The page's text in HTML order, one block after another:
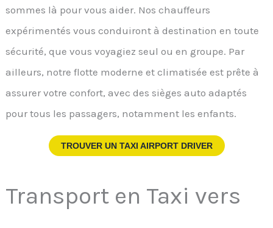
sommes là pour vous aider. Nos chauffeurs
expérimentés vous conduiront à destination en toute
sécurité, que vous voyagiez seul ou en groupe. Par
ailleurs, notre flotte moderne et climatisée est prête à
assurer votre confort, avec des sièges auto adaptés
pour tous les passagers, notamment les enfants.
TROUVER UN TAXI AIRPORT DRIVER
Transport en Taxi vers